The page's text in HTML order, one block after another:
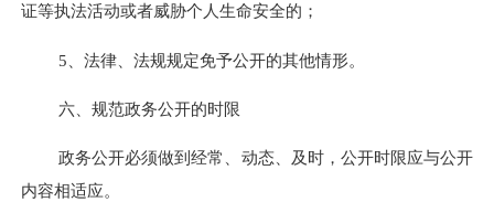
证等执法活动或者威胁个人生命安全的；
5 、法律、法规规定免予公开的其他情形。
六、规范政务公开的时限
政务公开必须做到经常、动态、及时，公开时限应与公开
内容相适应。